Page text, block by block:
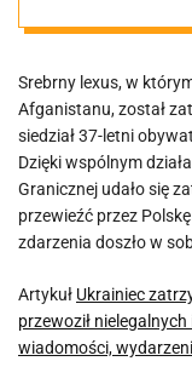
Srebrny lexus, w
Afganistanu, został
siedział 37-letni
Dzięki wspólnym
Granicznej udało się
przewieźć przez
zdarzenia doszło w
Artykuł Ukrainiec
przewoził
wiadomości,